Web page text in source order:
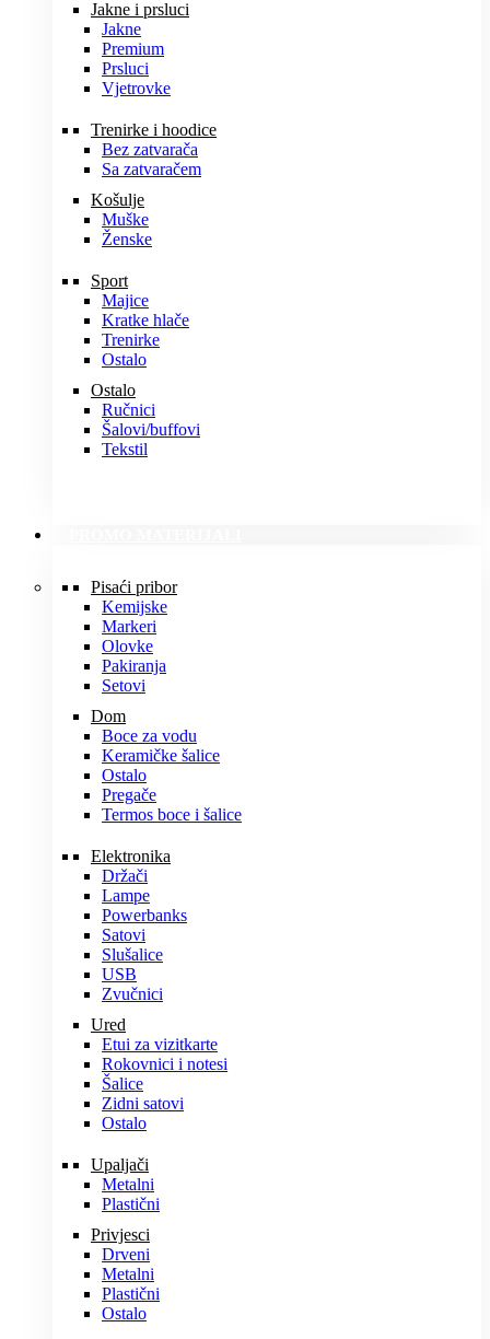
Jakne i prsluci
Jakne
Premium
Prsluci
Vjetrovke
Trenirke i hoodice
Bez zatvarača
Sa zatvaračem
Košulje
Muške
Ženske
Sport
Majice
Kratke hlače
Trenirke
Ostalo
Ostalo
Ručnici
Šalovi/buffovi
Tekstil
Pisaći pribor
Kemijske
Markeri
Olovke
Pakiranja
Setovi
Dom
Boce za vodu
Keramičke šalice
Ostalo
Pregače
Termos boce i šalice
Elektronika
Držači
Lampe
Powerbanks
Satovi
Slušalice
USB
Zvučnici
Ured
Etui za vizitkarte
Rokovnici i notesi
Šalice
Zidni satovi
Ostalo
Upaljači
Metalni
Plastični
Privjesci
Drveni
Metalni
Plastični
Ostalo